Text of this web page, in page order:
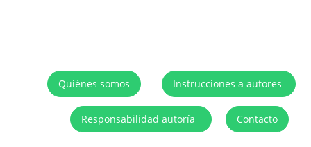
Quiénes somos Instrucciones a autores
Responsabilidad autoría Contacto